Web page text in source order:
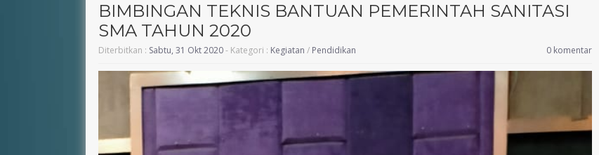
BIMBINGAN TEKNIS BANTUAN PEMERINTAH SANITASI
SMA TAHUN 2020
Diterbitkan : Sabtu, 31 Okt 2020- Kategori : Kegiatan / Pendidikan 0 komentar
-
RANISA EKA LIZA, S.Pd
NIP
GTK
PNS
GTK
Guru Mapel PAI-BPI